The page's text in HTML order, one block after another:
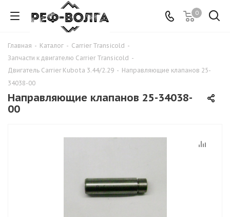
0
Главная - Каталог - Carrier Transicold -
Запчасти к двигателю Carrier Transicold -
Двигатель Carrier Kubota 3.44/2.29 - Направляющие клапанов 25-
34038-00
Направляющие клапанов 25-34038-
00